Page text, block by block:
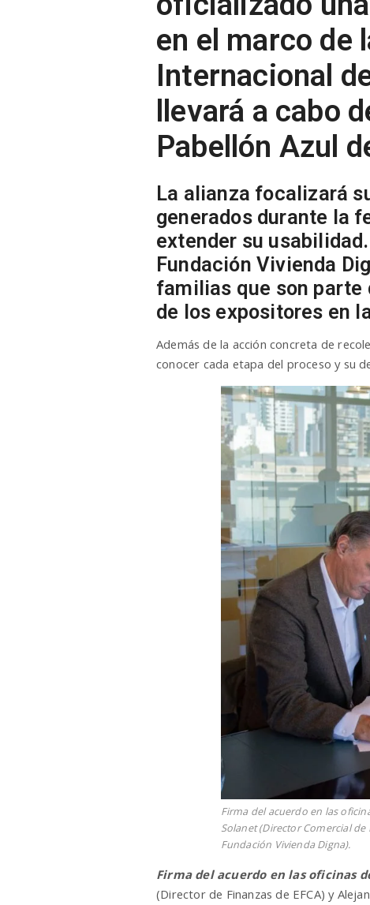
en el marco de
Internacional
llevará a cabo
Pabellón Azul
La alianza focalizará
generados durante la
extender su
Fundación Vivienda
familias que son parte
de los expositores en
Además de la acción concreta de
conocer cada etapa del proceso y su
Firma del acuerdo en las
Solanet (Director Comercial de
Fundación Vivienda Digna).
Firma del acuerdo en las oficinas
(Director de Finanzas de EFCA) y